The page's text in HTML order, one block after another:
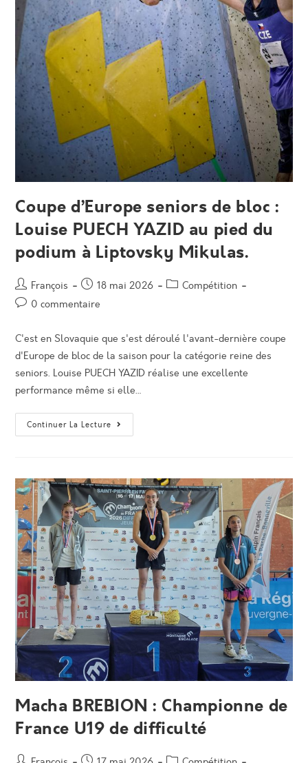
Coupe d’Europe seniors de bloc :
Louise PUECH YAZID au pied du
podium à Liptovsky Mikulas.
Auteur/autrice
de
François
Post
published:
18 mai 2026
PostCompétition
Post0 commentaire
C'est en Slovaquie que s'est déroulé l'avant-dernière coupe
d'Europe de bloc de la saison pour la catégorie reine des
seniors. Louise PUECH YAZID réalise une excellente
performance même si elle…
Continuer La Lecture Coupe
D’Europe
Louise
PUECH
YAZID
Au
Pied
Du
Podium
À
Liptovsky
Mikulas.
Macha BREBION : Championne de
France U19 de difficulté
Auteur/autricePost Post